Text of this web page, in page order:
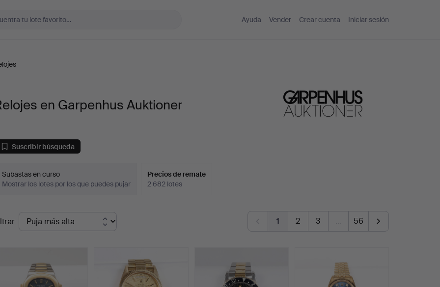
Ayuda Vender Crear cuenta Iniciar sesión
en Garpenhus Auktioner
Suscribir búsqueda
Subastas en curso
Mostrar los lotes por los que puedes pujar
Precios de remate
2 682 lotes
1 2 3 … 56